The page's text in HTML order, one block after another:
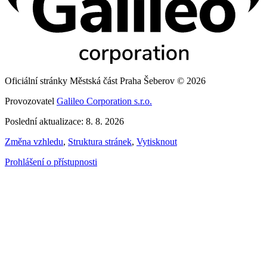
Oficiální stránky Městská část Praha Šeberov © 2026
Provozovatel Galileo Corporation s.r.o.
Poslední aktualizace: 8. 8. 2026
Změna vzhledu, Struktura stránek, Vytisknout
Prohlášení o přístupnosti